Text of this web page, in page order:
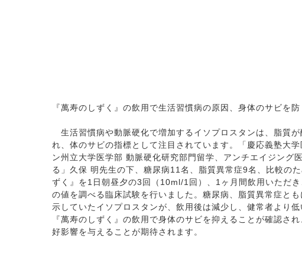
『萬寿のしずく』の飲用で生活習慣病の原因、身体のサビを
生活習慣病や動脈硬化で増加するイソプロスタンは、脂質
れ、体のサビの指標として注目されています。「慶応義塾大
ン州立大学医学部 動脈硬化研究部門留学、アンチエイジング
る」久保 明先生の下、糖尿病11名、脂質異常症9名、比較の
ずく』を1日朝昼夕の3回（10ml/1回）、1ヶ月間飲用いただ
の値を調べる臨床試験を行いました。糖尿病、脂質異常症と
示していたイソプロスタンが、飲用後は減少し、健常者より
『萬寿のしずく』の飲用で身体のサビを抑えることが確認さ
好影響を与えることが期待されます。